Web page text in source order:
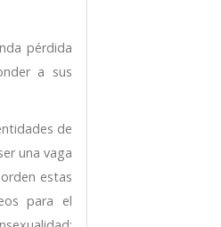
pérdida
a sus
de
una vaga
estas
para el